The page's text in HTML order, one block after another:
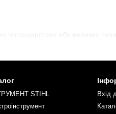
господарствах або великих
STIHL
Вхід